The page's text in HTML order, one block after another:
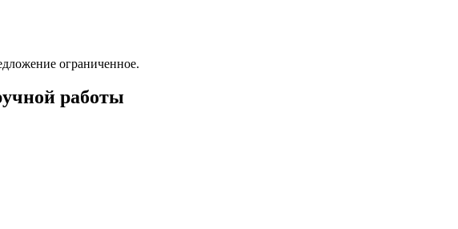
ограниченное.
работы